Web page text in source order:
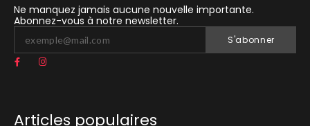
Ne manquez jamais aucune nouvelle importante.
Abonnez-vous à notre newsletter.
S'abonner
Articles populaires